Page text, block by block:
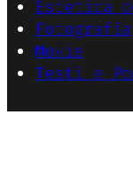
Estetica
Fotografia
Movie
Testi e